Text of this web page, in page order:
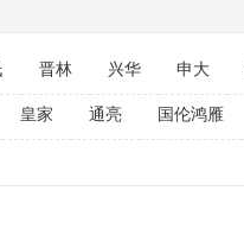
晋林 兴华 申大
皇家 通亮 国伦鸿雁